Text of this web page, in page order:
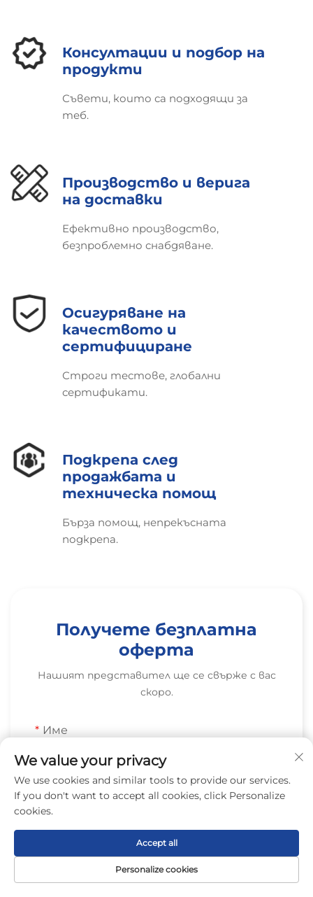
Консултации и подбор на
продукти
Съвети, които са подходящи за
теб.
Производство и верига
на доставки
Ефективно производство,
безпроблемно снабдяване.
Осигуряване на
качеството и
сертифициране
Строги тестове, глобални
сертификати.
Подкрепа след
продажбата и
техническа помощ
Бърза помощ, непрекъсната
подкрепа.
Получете безплатна
оферта
Нашият представител ще се свърже с вас
скоро.
Име
Имейл
Начална
Продукт За нас Контакти
We value your privacy
We use cookies and similar tools to provide our services.
If you don't want to accept all cookies, click Personalize
cookies.
Personalize cookies
Accept all